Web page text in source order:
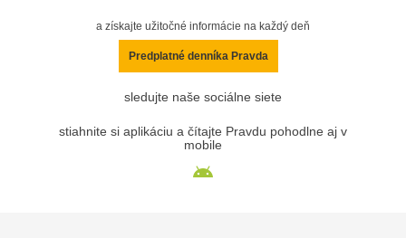
a získajte užitočné informácie na každý deň
Predplatné denníka Pravda
sledujte naše sociálne siete
stiahnite si aplikáciu a čítajte Pravdu pohodlne aj v
mobile